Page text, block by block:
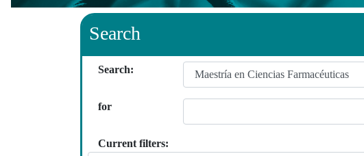
Search
Search:
for
Current filters: